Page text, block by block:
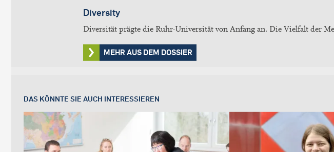
Diversity
Diversität prägte die Ruhr-Universität von Anfang an. Die Vielfalt der
MEHR AUS DEM DOSSIER
DAS KÖNNTE SIE AUCH INTERESSIEREN